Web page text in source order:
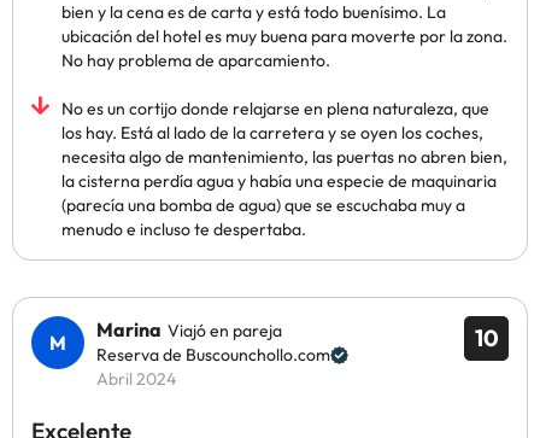
bien y la cena es de carta y está todo buenísimo. La
ubicación del hotel es muy buena para moverte por la zona.
No hay problema de aparcamiento.
No es un cortijo donde relajarse en plena naturaleza, que
los hay. Está al lado de la carretera y se oyen los coches,
necesita algo de mantenimiento, las puertas no abren bien,
la cisterna perdía agua y había una especie de maquinaria
(parecía una bomba de agua) que se escuchaba muy a
menudo e incluso te despertaba.
10
Marina Viajó en pareja
Reserva de Buscounchollo.com
Abril 2024
Excelente